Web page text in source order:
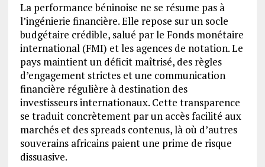
La performance béninoise ne se résume pas à
l’ingénierie financière. Elle repose sur un socle
budgétaire crédible, salué par le Fonds monétaire
international (FMI) et les agences de notation. Le
pays maintient un déficit maîtrisé, des règles
d’engagement strictes et une communication
financière régulière à destination des
investisseurs internationaux. Cette transparence
se traduit concrètement par un accès facilité aux
marchés et des spreads contenus, là où d’autres
souverains africains paient une prime de risque
dissuasive.